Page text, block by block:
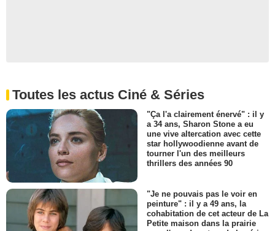
Toutes les actus Ciné & Séries
"Ça l'a clairement énervé" : il y
a 34 ans, Sharon Stone a eu
une vive altercation avec cette
star hollywoodienne avant de
tourner l'un des meilleurs
thrillers des années 90
"Je ne pouvais pas le voir en
peinture" : il y a 49 ans, la
cohabitation de cet acteur de La
Petite maison dans la prairie